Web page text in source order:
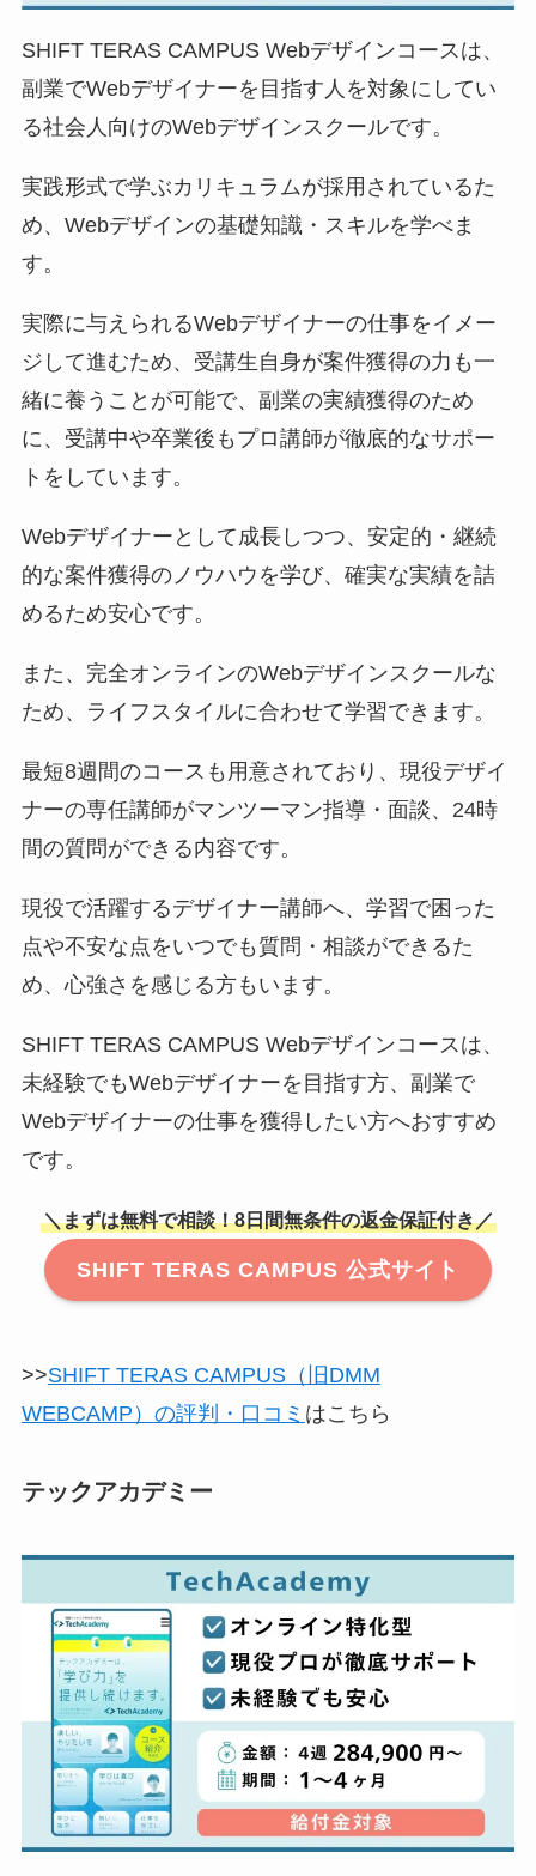
SHIFT TERAS CAMPUS Webデザインコースは、
副業でWebデザイナーを目指す人を対象にしてい
る社会人向けのWebデザインスクールです。
実践形式で学ぶカリキュラムが採用されているた
め、Webデザインの基礎知識・スキルを学べま
す。
実際に与えられるWebデザイナーの仕事をイメー
ジして進むため、受講生自身が案件獲得の力も一
緒に養うことが可能で、副業の実績獲得のため
に、受講中や卒業後もプロ講師が徹底的なサポー
トをしています。
Webデザイナーとして成長しつつ、安定的・継続
的な案件獲得のノウハウを学び、確実な実績を詰
めるため安心です。
また、完全オンラインのWebデザインスクールな
ため、ライフスタイルに合わせて学習できます。
最短8週間のコースも用意されており、現役デザイ
ナーの専任講師がマンツーマン指導・面談、24時
間の質問ができる内容です。
現役で活躍するデザイナー講師へ、学習で困った
点や不安な点をいつでも質問・相談ができるた
め、心強さを感じる方もいます。
SHIFT TERAS CAMPUS Webデザインコースは、
未経験でもWebデザイナーを目指す方、副業で
Webデザイナーの仕事を獲得したい方へおすすめ
です。
＼まずは無料で相談！8日間無条件の返金保証付き／
SHIFT TERAS CAMPUS 公式サイト
>>SHIFT TERAS CAMPUS（旧DMM
WEBCAMP）の評判・口コミ はこちら
テックアカデミー